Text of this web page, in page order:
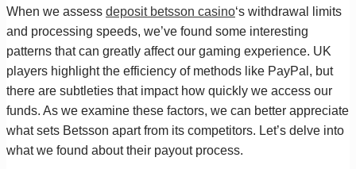
When we assess deposit betsson casino‘s withdrawal limits
and processing speeds, we’ve found some interesting
patterns that can greatly affect our gaming experience. UK
players highlight the efficiency of methods like PayPal, but
there are subtleties that impact how quickly we access our
funds. As we examine these factors, we can better appreciate
what sets Betsson apart from its competitors. Let’s delve into
what we found about their payout process.